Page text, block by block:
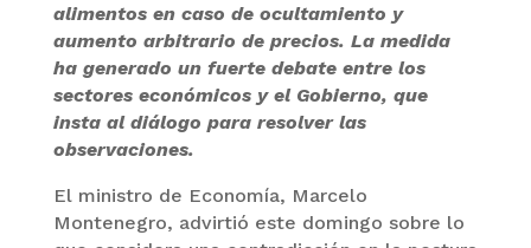
alimentos en caso de ocultamiento y
aumento arbitrario de precios. La medida
ha generado un fuerte debate entre los
sectores económicos y el Gobierno, que
insta al diálogo para resolver las
observaciones.
El ministro de Economía, Marcelo
Montenegro, advirtió este domingo sobre lo